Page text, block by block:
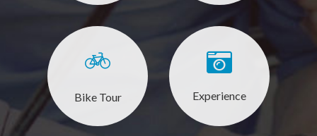
Bike Tour Experience